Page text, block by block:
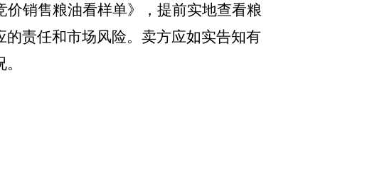
销售粮油看样单》，提前实地查看粮
责任和市场风险。卖方应如实告知有